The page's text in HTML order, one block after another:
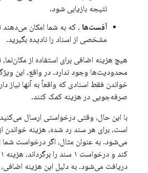
نتیجه بازیابی شود.
آفست‌ها ، که به شما امکان می‌دهند
مشخصی از اسناد را نادیده بگیرید.
هیچ هزینه اضافی برای استفاده از
محدودیت‌ها وجود ندارد. در واقع، این
خواندن فقط اسنادی که واقعاً به آنها نیاز
صرفه‌جویی در هزینه کمک کنند.
با این حال، وقتی درخواستی ارسال
است، برای هر سند رد شده، هزینه خواندن
دریافت می‌شود. به دلیل این هزینه اضافی،